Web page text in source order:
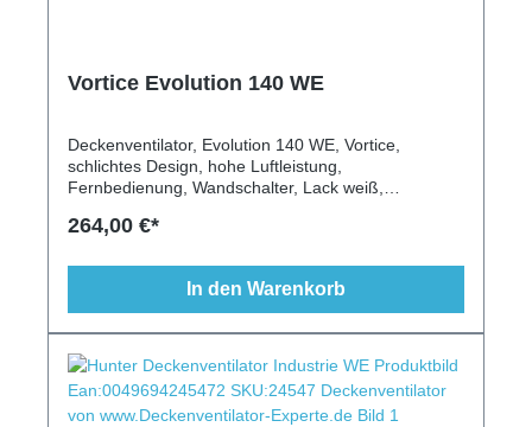
Vortice Evolution 140 WE
Deckenventilator, Evolution 140 WE, Vortice,
schlichtes Design, hohe Luftleistung,
Fernbedienung, Wandschalter, Lack weiß,
italienisches Design
264,00 €*
In den Warenkorb